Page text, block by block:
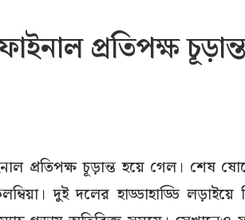
প্রতিপক্ষ চূড়ান্ত
প্রতিপক্ষ চূড়ান্ত হয়ে গেল। শেষ
দুই দলের হাড্ডাহাড্ডি লড়াইয়ে